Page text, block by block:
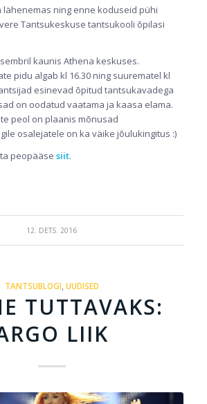
lähenemas ning enne koduseid pühi
Tantsukeskuse tantsukooli õpilasi
kaunis Athena keskuses.
pidu algab kl 16.30 ning suurematel kl
esinevad õpitud tantsukavadega
on oodatud vaatama ja kaasa elama.
peol on plaanis mõnusad
osalejatele on ka väike jõulukingitus :)
peopääse siit.
12. DETS. 2016
TANTSUBLOGI UUDISED
TUTTAVAKS:
LIIK